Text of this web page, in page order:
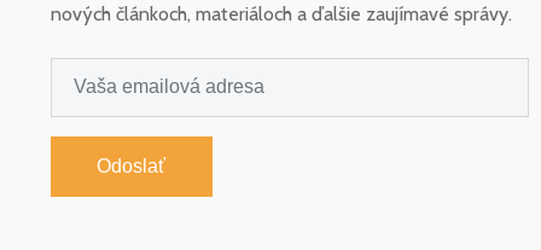
nových článkoch, materiáloch a ďalšie zaujímavé správy.
Odoslať